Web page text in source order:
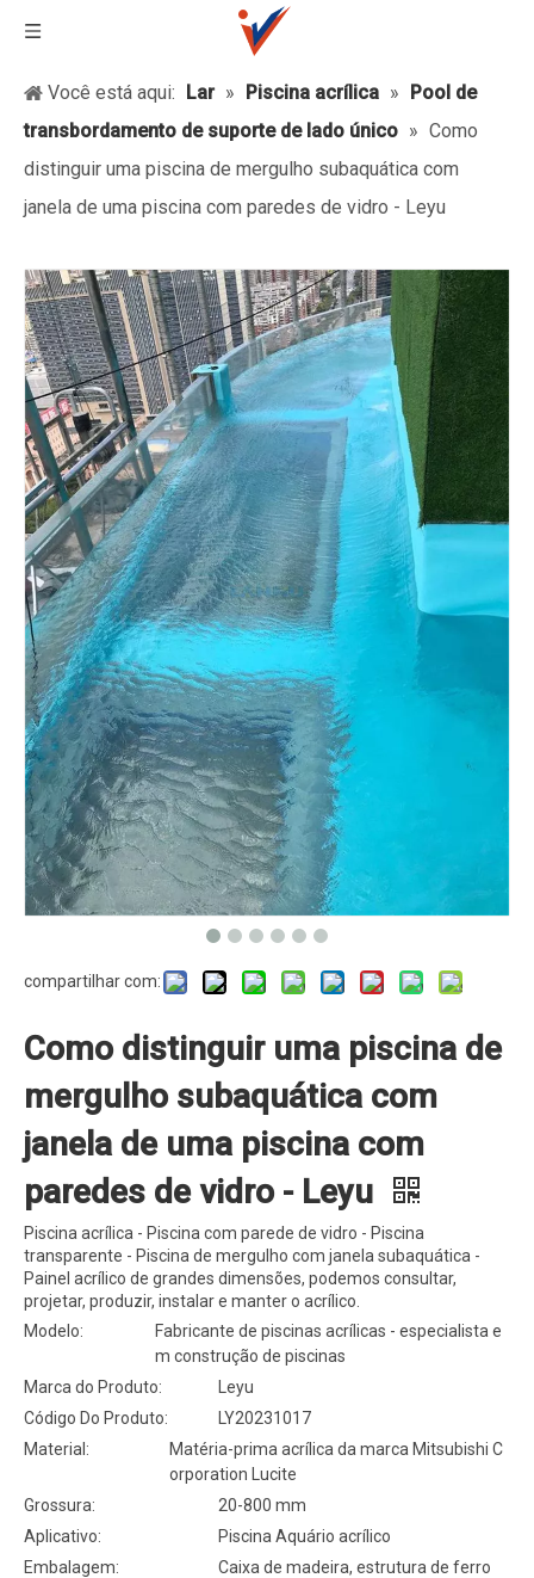
Você está aqui: Lar » Piscina acrílica » Pool de
transbordamento de suporte de lado único » Como
distinguir uma piscina de mergulho subaquática com
janela de uma piscina com paredes de vidro - Leyu
compartilhar com:
Como distinguir uma piscina de
mergulho subaquática com
janela de uma piscina com
paredes de vidro - Leyu
Piscina acrílica - Piscina com parede de vidro - Piscina
transparente - Piscina de mergulho com janela subaquática -
Painel acrílico de grandes dimensões, podemos consultar,
projetar, produzir, instalar e manter o acrílico.
Modelo:
Fabricante de piscinas acrílicas - especialista e
m construção de piscinas
Marca do Produto:
Leyu
Código Do Produto:
LY20231017
Material:
Matéria-prima acrílica da marca Mitsubishi C
orporation Lucite
Grossura:
20-800 mm
Aplicativo:
Piscina Aquário acrílico
Embalagem:
Caixa de madeira, estrutura de ferro